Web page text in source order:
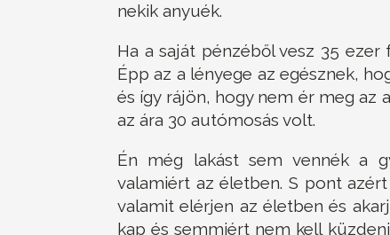
nekik anyuék.
Ha a saját pénzéből vesz 35
Épp az a lényege az egésznek,
és így rájön, hogy nem ér meg
az ára 30 autómosás volt.
Én még lakást sem vennék a
valamiért az életben. S pont
valamit elérjen az életben és
kap és semmiért nem kell